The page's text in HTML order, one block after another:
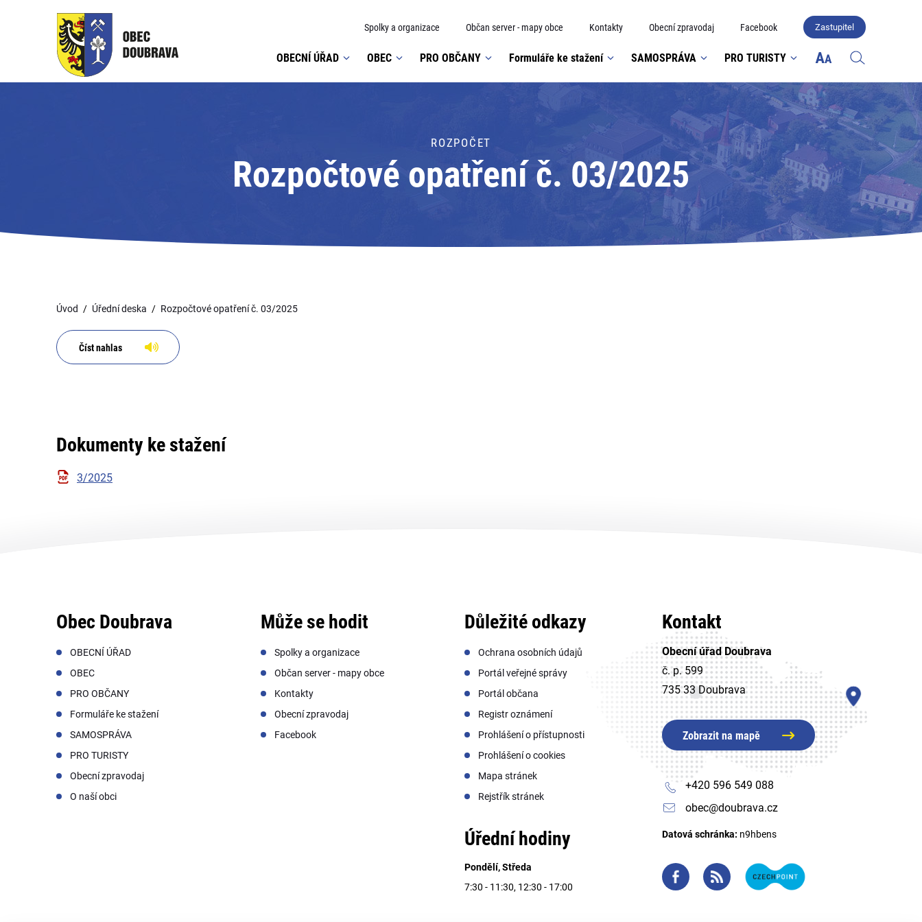
Spolky a organizace Občan server - mapy obce Kontakty Obecní zpravodaj Facebook Zastupitel
OBECNÍ ÚŘAD OBEC PRO OBČANY Formuláře ke stažení SAMOSPRÁVA PRO TURISTY
ROZPOČET
Rozpočtové opatření č. 03/2025
Úvod Úřední deska Rozpočtové opatření č. 03/2025
Číst nahlas
Dokumenty ke stažení
3/2025
Obec Doubrava
OBECNÍ ÚŘAD
OBEC
PRO OBČANY
Formuláře ke stažení
SAMOSPRÁVA
PRO TURISTY
Obecní zpravodaj
O naší obci
Může se hodit
Spolky a organizace
Občan server - mapy obce
Kontakty
Obecní zpravodaj
Facebook
Důležité odkazy
Ochrana osobních údajů
Portál veřejné správy
Portál občana
Registr oznámení
Prohlášení o přístupnosti
Prohlášení o cookies
Mapa stránek
Rejstřík stránek
Úřední hodiny
Pondělí, Středa
7:30 - 11:30, 12:30 - 17:00
Kontakt
Obecní úřad Doubrava
č. p. 599
735 33 Doubrava
Zobrazit na mapě
+420 596 549 088
obec@doubrava.cz
Datová schránka: n9hbens